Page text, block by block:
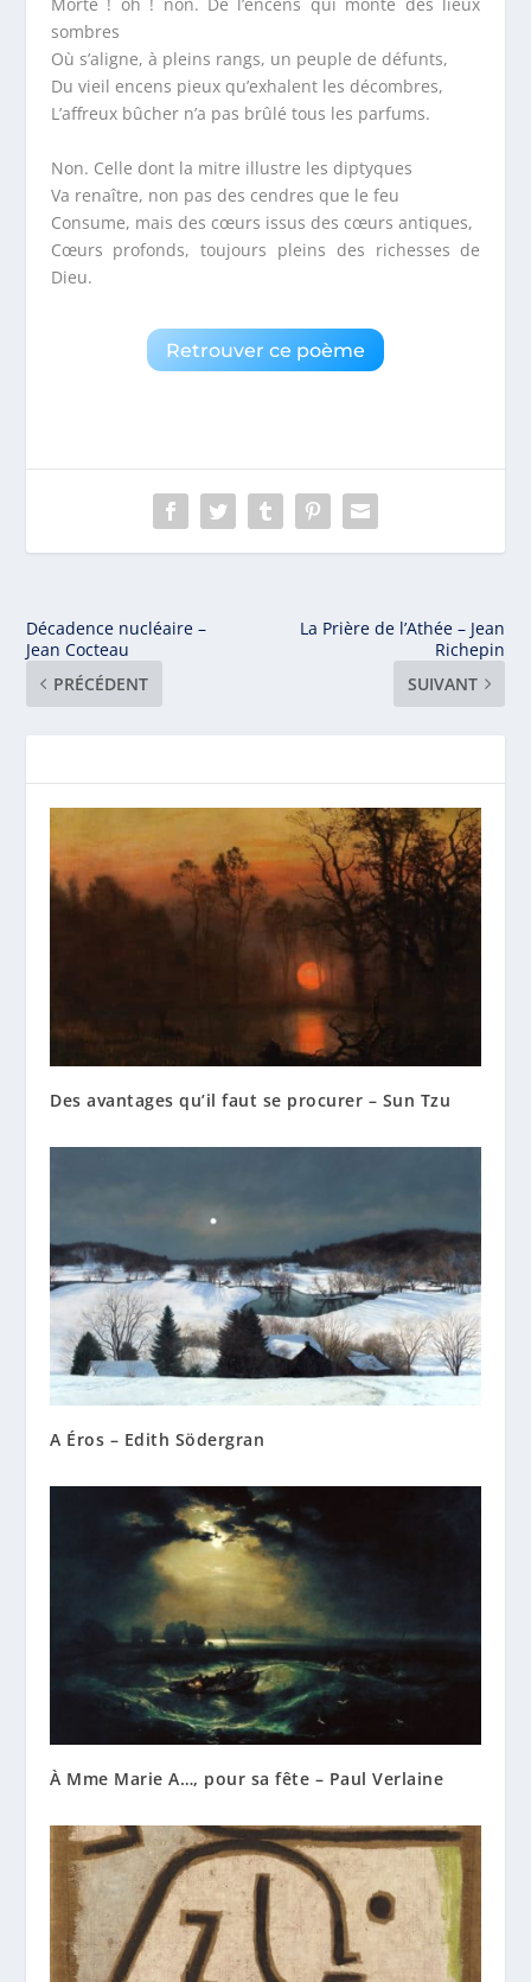
Morte ! oh ! non. De l’encens qui monte des lieux
sombres
Où s’aligne, à pleins rangs, un peuple de défunts,
Du vieil encens pieux qu’exhalent les décombres,
L’affreux bûcher n’a pas brûlé tous les parfums.
Non. Celle dont la mitre illustre les diptyques
Va renaître, non pas des cendres que le feu
Consume, mais des cœurs issus des cœurs antiques,
Cœurs profonds, toujours pleins des richesses de
Dieu.
Retrouver ce poème
Décadence nucléaire –
Jean Cocteau
PRÉCÉDENT
La Prière de l’Athée – Jean
Richepin
SUIVANT
Des avantages qu’il faut se procurer – Sun Tzu
A Éros – Edith Södergran
À Mme Marie A…, pour sa fête – Paul Verlaine